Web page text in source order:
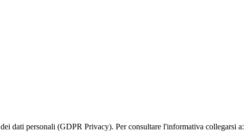
dati personali (GDPR Privacy). Per consultare l'informativa collegarsi a: